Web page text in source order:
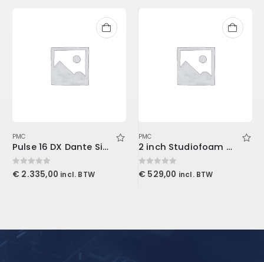
PMC
Pulse 16 DX Dante Singlemode
0out of 5
€ 2.335,00 incl. BTW
PMC
2 inch Studiofoam Wedge, 12-Pack 12-61x122cm panel, Burgundy
0out of 5
€ 529,00 incl. BTW